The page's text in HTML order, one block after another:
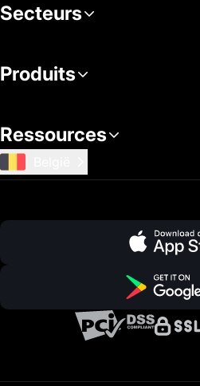
Secteurs
Produits
Ressources